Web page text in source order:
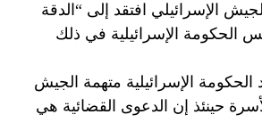
الإسرائيلي افتقد إلى “الدقة
الحكومة الإسرائيلية في ذلك
ضد الحكومة الإسرائيلية متهمة الجيش
حينئذ إن الدعوى القضائية هي